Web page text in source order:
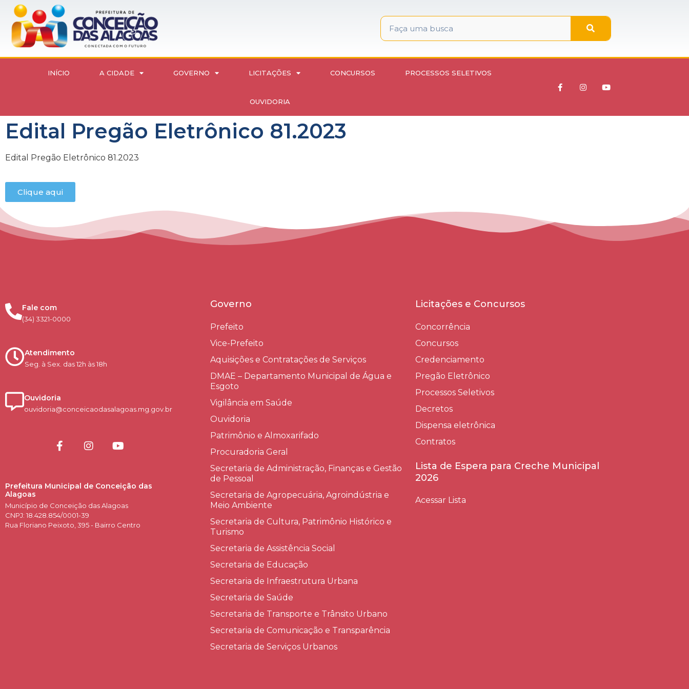
INÍCIO A CIDADE GOVERNO LICITAÇÕES CONCURSOS PROCESSOS SELETIVOS
OUVIDORIA
Edital Pregão Eletrônico 81.2023
Edital Pregão Eletrônico 81.2023
Clique aqui
Fale com
(34) 3321-0000
Atendimento
Seg. à Sex. das 12h às 18h
Ouvidoria
ouvidoria@conceicaodasalagoas.mg.gov.br
Prefeitura Municipal de Conceição das
Alagoas
Município de Conceição das Alagoas
CNPJ: 18.428.854/0001-39
Rua Floriano Peixoto, 395 - Bairro Centro
Governo
Prefeito
Vice-Prefeito
Aquisições e Contratações de Serviços​
DMAE – Departamento Municipal de Água e
Esgoto
Vigilância em Saúde
Ouvidoria
Patrimônio e Almoxarifado
Procuradoria Geral
Secretaria de Administração, Finanças e Gestão
de Pessoal
Secretaria de Agropecuária, Agroindústria e
Meio Ambiente
Secretaria de Cultura, Patrimônio Histórico e
Turismo
Secretaria de Assistência Social
Secretaria de Educação
Secretaria de Infraestrutura Urbana
Secretaria de Saúde
Secretaria de Transporte e Trânsito Urbano
Secretaria de Comunicação e Transparência
Secretaria de Serviços Urbanos
Licitações e Concursos
Concorrência
Concursos
Credenciamento
Pregão Eletrônico
Processos Seletivos
Decretos
Dispensa eletrônica
Contratos
Lista de Espera para Creche Municipal
2026
Acessar Lista